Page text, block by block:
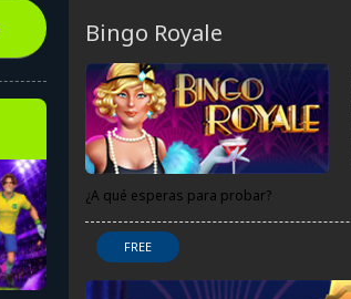
Bingo Royale
¿A qué esperas para probar?
FREE